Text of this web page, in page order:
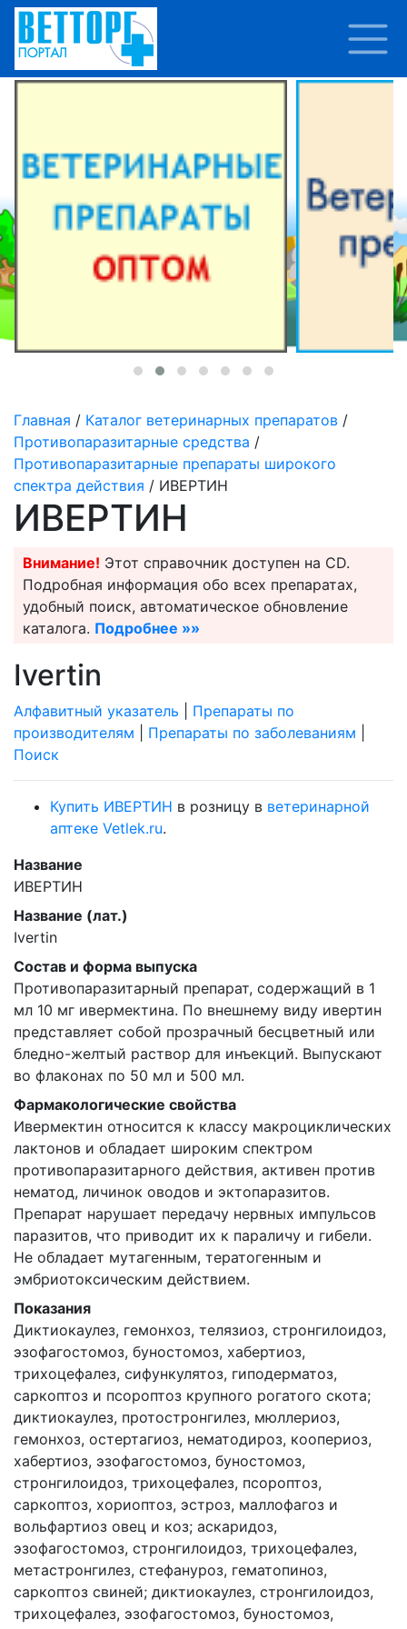
Главная / Каталог ветеринарных препаратов /
Противопаразитарные средства /
Противопаразитарные препараты широкого
спектра действия / ИВЕРТИН
ИВЕРТИН
Внимание! Этот справочник доступен на CD.
Подробная информация обо всех препаратах,
удобный поиск, автоматическое обновление
каталога. Подробнее »»
Ivertin
Алфавитный указатель
Препараты по
производителям
Препараты по заболеваниям
Поиск
Купить ИВЕРТИН в розницу в ветеринарной
аптеке Vetlek.ru.
Название
ИВЕРТИН
Название (лат.)
Ivertin
Состав и форма выпуска
Противопаразитарный препарат, содержащий в 1
мл 10 мг ивермектина. По внешнему виду ивертин
представляет собой прозрачный бесцветный или
бледно-желтый раствор для инъекций. Выпускают
во флаконах по 50 мл и 500 мл.
Фармакологические свойства
Ивермектин относится к классу макроциклических
лактонов и обладает широким спектром
противопаразитарного действия, активен против
нематод, личинок оводов и эктопаразитов.
Препарат нарушает передачу нервных импульсов
паразитов, что приводит их к параличу и гибели.
Не обладает мутагенным, тератогенным и
эмбриотоксическим действием.
Показания
Диктиокаулез, гемонхоз, телязиоз, стронгилоидоз,
эзофагостомоз, буностомоз, хабертиоз,
трихоцефалез, сифункулятоз, гиподерматоз,
саркоптоз и псороптоз крупного рогатого скота;
диктиокаулез, протостронгилез, мюллериоз,
гемонхоз, остертагиоз, нематодироз, коопериоз,
хабертиоз, эзофагостомоз, буностомоз,
стронгилоидоз, трихоцефалез, псороптоз,
саркоптоз, хориоптоз, эстроз, маллофагоз и
вольфартиоз овец и коз; аскаридоз,
эзофагостомоз, стронгилоидоз, трихоцефалез,
метастронгилез, стефануроз, гематопиноз,
саркоптоз свиней; диктиокаулез, стронгилоидоз,
трихоцефалез, эзофагостомоз, буностомоз,